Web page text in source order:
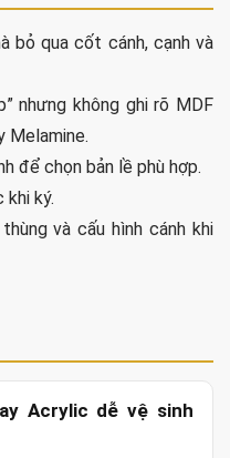
bỏ qua cốt cánh, cạnh và
nhưng không ghi rõ MDF
Melamine.
để chọn bản lề phù hợp.
ký.
và cấu hình cánh khi
Acrylic dễ vệ sinh